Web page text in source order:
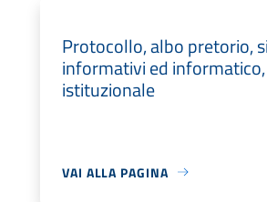
Protocollo, albo pretorio,
informativi ed
istituzionale
VAI ALLA PAGINA